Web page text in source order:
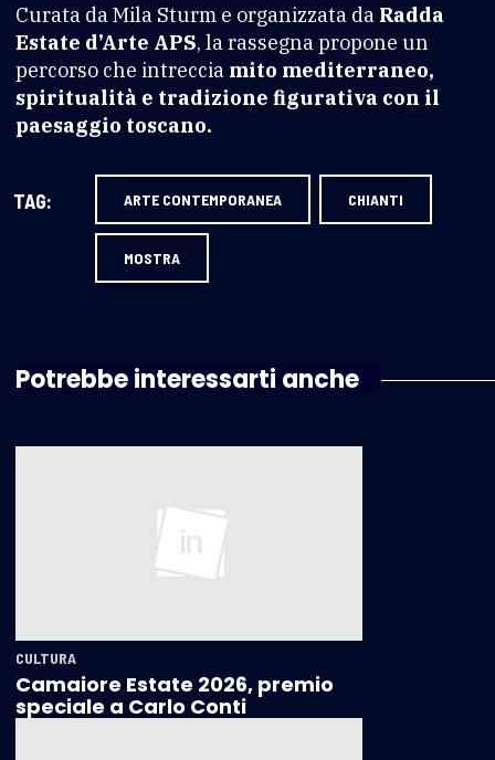
Curata da Mila Sturm e organizzata da Radda
Estate d’Arte APS, la rassegna propone un
percorso che intreccia mito mediterraneo,
spiritualità e tradizione figurativa con il
paesaggio toscano.
TAG: ARTE CONTEMPORANEA CHIANTI
MOSTRA
Potrebbe interessarti anche
CULTURA
Camaiore Estate 2026, premio
speciale a Carlo Conti